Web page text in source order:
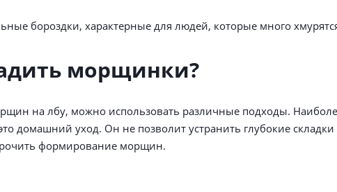
бороздки, характерные для людей, которые много
морщинки?
на лбу, можно использовать различные подходы.
домашний уход. Он не позволит устранить глубокие
формирование морщин.